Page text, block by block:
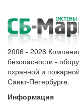
2006 - 2026
безопасности -
охранной и
Санкт-Петербурге.
Информация